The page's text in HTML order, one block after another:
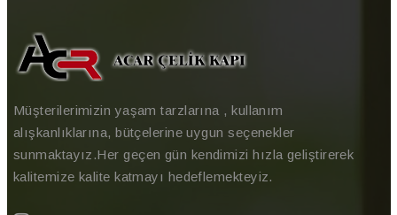
Müşterilerimizin yaşam tarzlarına , kullanım
alışkanlıklarına, bütçelerine uygun seçenekler
sunmaktayız.Her geçen gün kendimizi hızla geliştirerek
kalitemize kalite katmayı hedeflemekteyiz.